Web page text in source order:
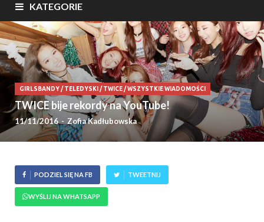
KATEGORIE
GIRLSBANDY/TELEDYSKI /TWICE/WSZYSTKIE WIADOMOŚCI
TWICE bije rekordy na YouTube!
11/11/2016- Zofia Kadłubowska
PODZIEL SIĘ NA FB TWEETNIJ
WYŚLIJ NA WHATSAPP